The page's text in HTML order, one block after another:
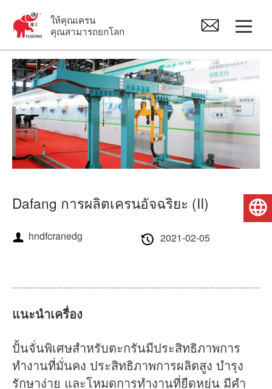
ให้คุณเครน
คุณสามารถยกโลก
ปั้นจั่น
เครนเหนือศีรษะ
จิ๊บเครน
กรณี
ติดต่อเรา
Dafang การผลิตเครนอัจฉริยะ (II)
hndfcranedg 2021-02-05
แนะนำเครื่อง
ปั้นจั่นพิเศษสำหรับตะกรันมีประสิทธิภาพการ
ทำงานที่มั่นคง ประสิทธิภาพการผลิตสูง บำรุง
รักษาง่าย และโหมดการทำงานที่ยืดหยุ่น มีคำ
ไทย